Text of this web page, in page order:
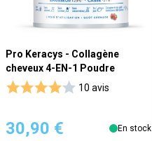
Pro Keracys - Collagène
cheveux 4-EN-1 Poudre
10 avis
30,90 € En stock